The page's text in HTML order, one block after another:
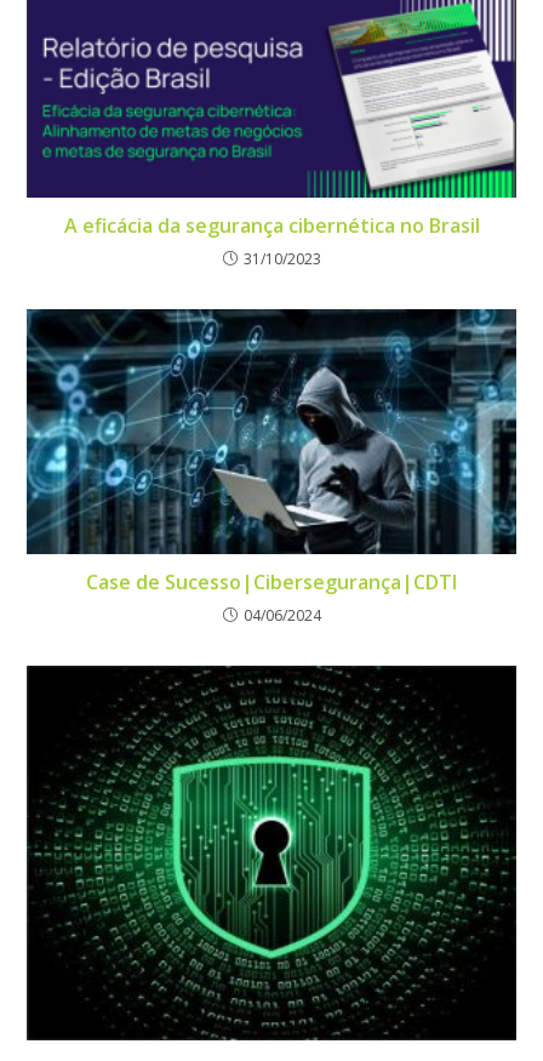
A eficácia da segurança cibernética no Brasil
31/10/2023
Case de Sucesso|Cibersegurança|CDTI
04/06/2024